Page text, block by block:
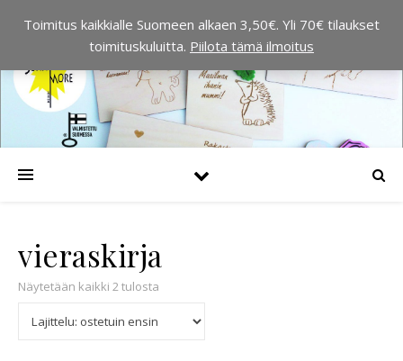
vieraskirja
Näytetään kaikki 2 tulosta
Toimitus kaikkialle Suomeen alkaen 3,50€. Yli 70€ tilaukset
toimituskuluitta. Piilota tämä ilmoitus